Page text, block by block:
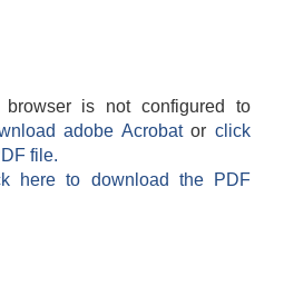
is not configured to
adobe Acrobatorclick
file.
here to download the PDF